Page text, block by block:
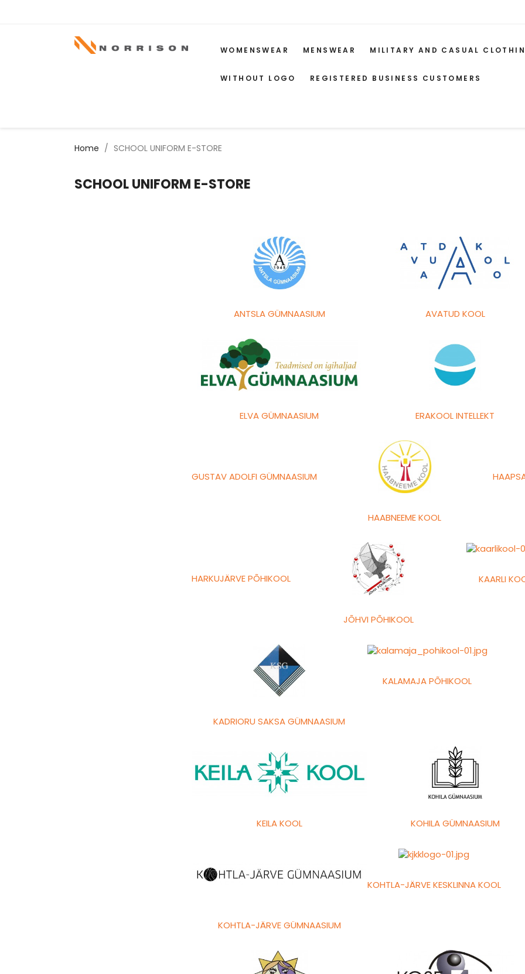
WOMENSWEAR MENSWEAR MILITARY AND CASUAL
WITHOUT LOGO REGISTERED BUSINESS CUSTOMERS
Home SCHOOL UNIFORM E-STORE
SCHOOL UNIFORM E-STORE
ANTSLA GÜMNAASIUM AVATUD KOOL
ELVA GÜMNAASIUM ERAKOOL INTELLEKT
GUSTAV ADOLFI GÜMNAASIUM
HAABNEEME KOOL
HARKUJÄRVE PÕHIKOOL
JÕHVI PÕHIKOOL
KAARLI
KADRIORU SAKSA GÜMNAASIUM
KALAMAJA PÕHIKOOL
KEILA KOOL KOHILA GÜMNAASIUM
KOHTLA-JÄRVE GÜMNAASIUM
KOHTLA-JÄRVE KESKLINNA KOOL